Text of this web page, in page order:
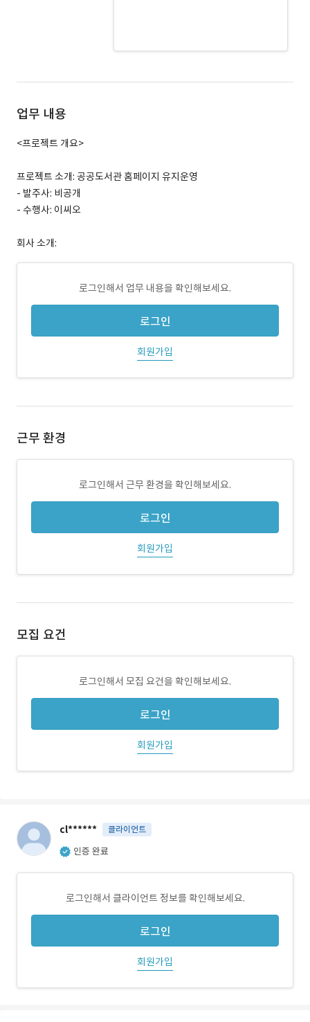
업무 내용
<프로젝트 개요>
프로젝트 소개: 공공도서관 홈페이지 유지운영
- 발주사: 비공개
- 수행사: 이씨오
회사 소개:
로그인해서 업무 내용을 확인해보세요.
로그인
회원가입
근무 환경
로그인해서 근무 환경을 확인해보세요.
로그인
회원가입
모집 요건
로그인해서 모집 요건을 확인해보세요.
로그인
회원가입
cl****** 클라이언트
인증 완료
로그인해서 클라이언트 정보를 확인해보세요.
로그인
회원가입